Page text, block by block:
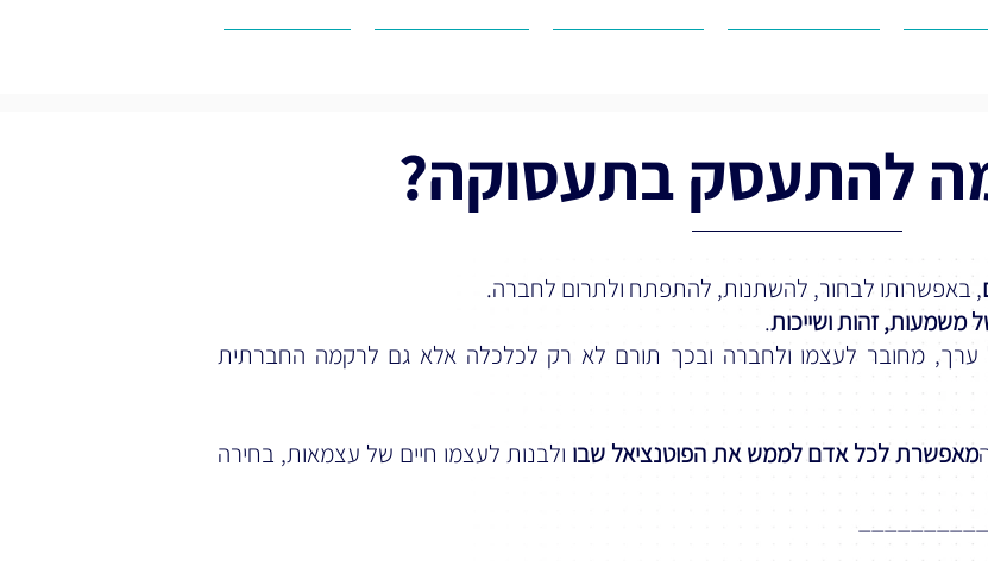
, באפשרותו לבחור, להשתנות, להתפתח ולתרום לחברה.
משמעות, זהות ושייכות.
מחובר לעצמו ולחברה ובכך תורם לא רק לכלכלה אלא גם לרקמה החברתית
מאפשרת לכל אדם לממש את הפוטנציאל שבו ולבנות לעצמו חיים של עצמאות, בחירה